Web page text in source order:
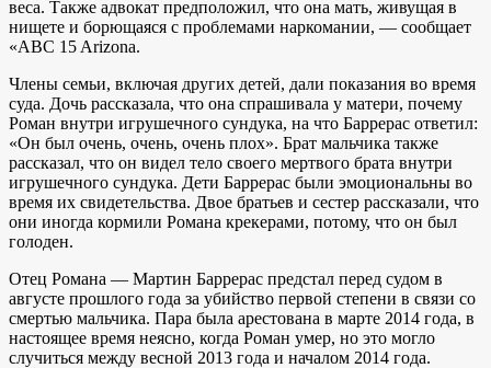
веса. Также адвокат предположил, что она мать, живущая в
нищете и борющаяся с проблемами наркомании, — сообщает
«ABC 15 Arizona.
Члены семьи, включая других детей, дали показания во время
суда. Дочь рассказала, что она спрашивала у матери, почему
Роман внутри игрушечного сундука, на что Баррерас ответил:
«Он был очень, очень, очень плох». Брат мальчика также
рассказал, что он видел тело своего мертвого брата внутри
игрушечного сундука. Дети Баррерас были эмоциональны во
время их свидетельства. Двое братьев и сестер рассказали, что
они иногда кормили Романа крекерами, потому, что он был
голоден.
Отец Романа — Мартин Баррерас предстал перед судом в
августе прошлого года за убийство первой степени в связи со
смертью мальчика. Пара была арестована в марте 2014 года, в
настоящее время неясно, когда Роман умер, но это могло
случиться между весной 2013 года и началом 2014 года.